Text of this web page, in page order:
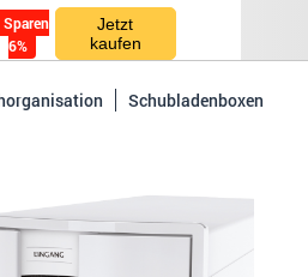
Sparen
6%
Jetzt
kaufen
Schubladenboxen